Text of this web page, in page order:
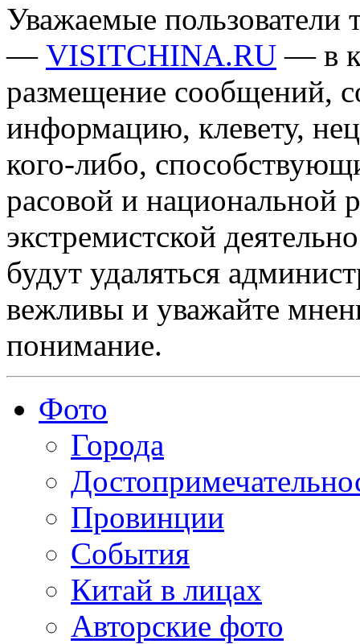
Уважаемые пользователи
— VISITCHINA.RU — в
размещение сообщений,
информацию, клевету,
кого-либо,
расовой и национальной
экстремистской
будут удаляться
вежливы и уважайте
понимание.
Фото
Города
Провинции
События
Китай в лицах
Авторские фото